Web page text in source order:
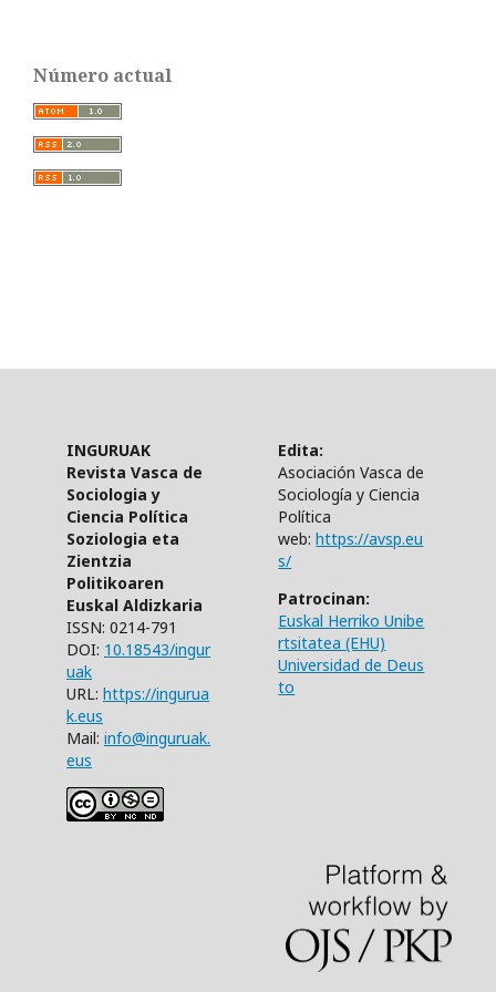
Número actual
INGURUAK
Revista Vasca de
Sociologia y
Ciencia Política
Soziologia eta
Zientzia
Politikoaren
Euskal Aldizkaria
ISSN: 0214-791
DOI: 10.18543/ingur
uak
URL: https://ingurua
k.eus
Mail: info@inguruak.
eus
Edita:
Asociación Vasca de
Sociología y Ciencia
Política
web:https://avsp.eu
s/
Patrocinan:
Euskal Herriko Unibe
rtsitatea (EHU)
Universidad de Deus
to